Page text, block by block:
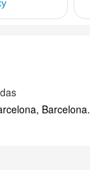
Barcelona.